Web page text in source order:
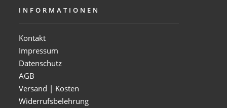
INFORMATIONEN
Kontakt
Impressum
Datenschutz
AGB
Versand | Kosten
Widerrufsbelehrung